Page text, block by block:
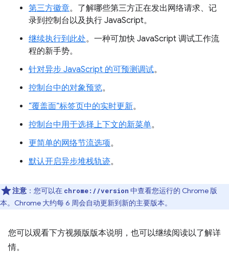
第三方徽章。了解哪些第三方正在发出网络请求、记
录到控制台以及执行 JavaScript。
继续执行到此处。一种可加快 JavaScript 调试工作流
程的新手势。
针对异步 JavaScript 的可预测调试。
控制台中的对象预览。
“覆盖面”标签页中的实时更新。
控制台中用于选择上下文的新菜单。
更简单的网络节流选项。
默认开启异步堆栈轨迹。
注意 ：您可以在 chrome://version 中查看您运行的 Chrome 版
本。Chrome 大约每 6 周会自动更新到新的主要版本。
您可以观看下方视频版版本说明，也可以继续阅读以了解详
情。